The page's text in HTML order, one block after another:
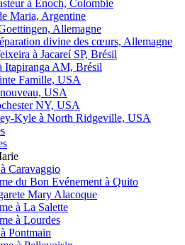
à Enoch, Colombie
Maria, Argentine
Allemagne
divine des cœurs, Allemagne
à Jacareí SP, Brésil
Itapiranga AM, Brésil
Famille, USA
USA
NY, USA
Kyle à North Ridgeville, USA
Caravaggio
du Bon Evénement à Quito
Mary Alacoque
à La Salette
à Lourdes
Pontmain